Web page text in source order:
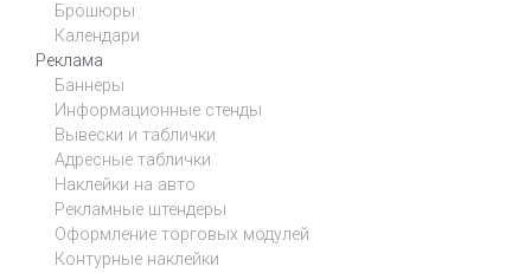
Брошюры
Календари
Реклама
Баннеры
Информационные стенды
Вывески и таблички
Адресные таблички
Наклейки на авто
Рекламные штендеры
Оформление торговых модулей
Контурные наклейки